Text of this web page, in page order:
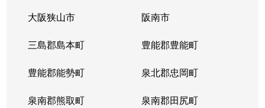
大阪狭山市 阪南市
三島郡島本町 豊能郡豊能町
豊能郡能勢町 泉北郡忠岡町
泉南郡熊取町 泉南郡田尻町